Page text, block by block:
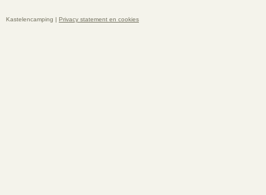
Kastelencamping | Privacy statement en cookies